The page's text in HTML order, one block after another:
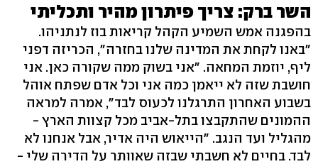
השר ברק: צריך פיתרון מהיר ותכליתי
בהפגנה אמש השמיע הקהל קריאות בוז לנתניהו.
"באנו לקחת את המדינה שלנו בחזרה", הכריזה דפני
ליף, יוזמת המחאה. "אני בשוק ממה שקורה כאן. אני
חושבת שזה לא ייאמן כמה אני וכל אדם שפתח אוהל
בשבוע האחרון התרגלנו לכעוס לבד", אמרה למראה
ההמונים שהתקבצו בתל-אביב מכל קצוות הארץ -
מהגליל ועד הנגב. "הייאוש היה אדיר, אבל אנחנו לא
לבד. בחיים לא חשבתי שבזה שאוותר על הדירה שלי -